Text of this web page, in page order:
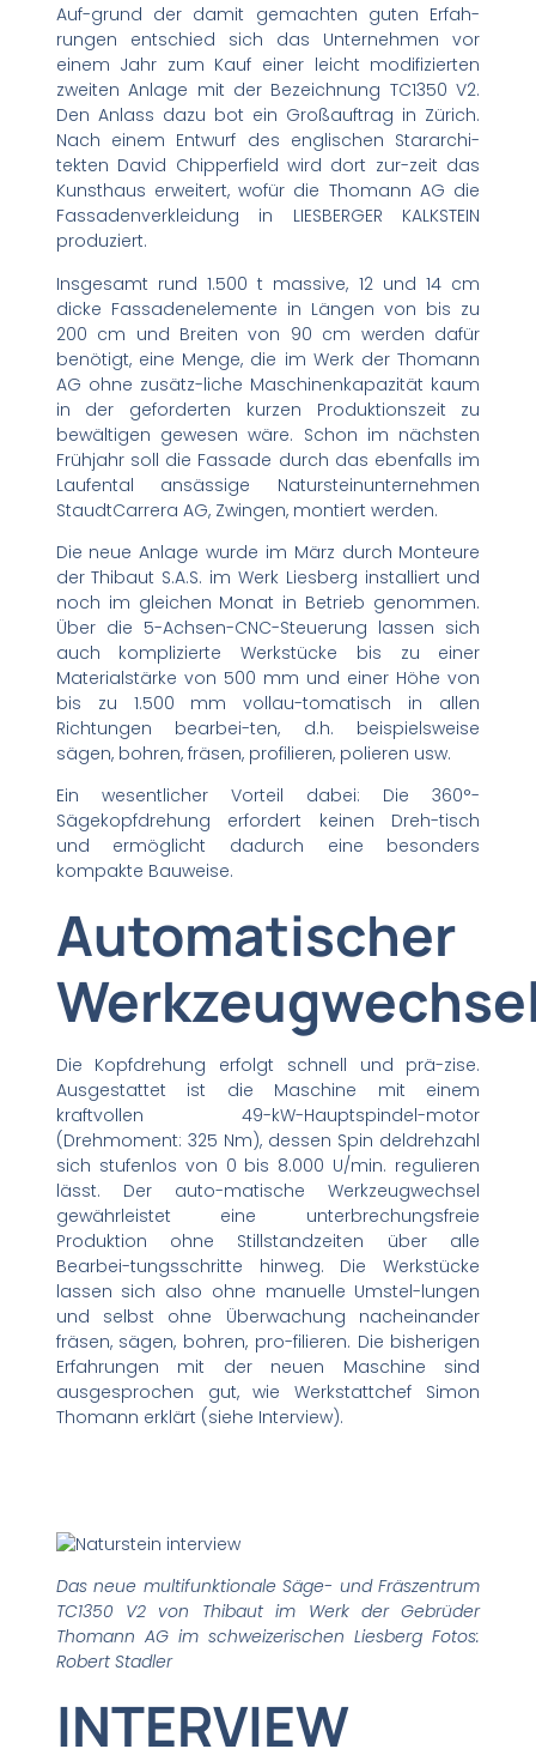
Auf-grund der damit gemachten guten Erfah-
rungen entschied sich das Unternehmen vor
einem Jahr zum Kauf einer leicht modifizierten
zweiten Anlage mit der Bezeichnung TC1350 V2.
Den Anlass dazu bot ein Großauftrag in Zürich.
Nach einem Entwurf des englischen Stararchi-
tekten David Chipperfield wird dort zur-zeit das
Kunsthaus erweitert, wofür die Thomann AG die
Fassadenverkleidung in LIESBERGER KALKSTEIN
produziert.
Insgesamt rund 1.500 t massive, 12 und 14 cm
dicke Fassadenelemente in Längen von bis zu
200 cm und Breiten von 90 cm werden dafür
benötigt, eine Menge, die im Werk der Thomann
AG ohne zusätz-liche Maschinenkapazität kaum
in der geforderten kurzen Produktionszeit zu
bewältigen gewesen wäre. Schon im nächsten
Frühjahr soll die Fassade durch das ebenfalls im
Laufental ansässige Natursteinunternehmen
StaudtCarrera AG, Zwingen, montiert werden.
Die neue Anlage wurde im März durch Monteure
der Thibaut S.A.S. im Werk Liesberg installiert und
noch im gleichen Monat in Betrieb genommen.
Über die 5-Achsen-CNC-Steuerung lassen sich
auch komplizierte Werkstücke bis zu einer
Materialstärke von 500 mm und einer Höhe von
bis zu 1.500 mm vollau-tomatisch in allen
Richtungen bearbei-ten, d.h. beispielsweise
sägen, bohren, fräsen, profilieren, polieren usw.
Ein wesentlicher Vorteil dabei: Die 360°-
Sägekopfdrehung erfordert keinen Dreh-tisch
und ermöglicht dadurch eine besonders
kompakte Bauweise.
Automatischer
Die Kopfdrehung erfolgt schnell und prä-zise.
Ausgestattet ist die Maschine mit einem
kraftvollen 49-kW-Hauptspindel-motor
(Drehmoment: 325 Nm), dessen Spin deldrehzahl
sich stufenlos von 0 bis 8.000 U/min. regulieren
lässt. Der auto-matische Werkzeugwechsel
gewährleistet eine unterbrechungsfreie
Produktion ohne Stillstandzeiten über alle
Bearbei-tungsschritte hinweg. Die Werkstücke
lassen sich also ohne manuelle Umstel-lungen
und selbst ohne Überwachung nacheinander
fräsen, sägen, bohren, pro-filieren. Die bisherigen
Erfahrungen mit der neuen Maschine sind
ausgesprochen gut, wie Werkstattchef Simon
Thomann erklärt (siehe Interview).
Das neue multifunktionale Säge- und Fräszentrum
TC1350 V2 von Thibaut im Werk der Gebrüder
Thomann AG im schweizerischen Liesberg Fotos:
Robert Stadler
INTERVIEW